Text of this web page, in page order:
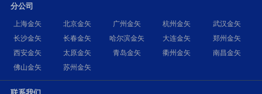
分公司
上海金矢 北京金矢 广州金矢 杭州金矢
武汉金矢
长沙金矢
长春金矢 哈尔滨金矢 大连金矢
郑州金矢
西安金矢
太原金矢 青岛金矢 衢州金矢
南昌金矢
佛山金矢
苏州金矢